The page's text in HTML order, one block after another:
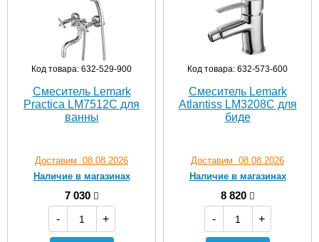
Код товара: 632-529-900
Смеситель Lemark
Practica LM7512C для
ванны
Доставим 08.08.2026
Наличие в магазинах
7 030
-
+
Код товара: 632-573-600
Смеситель Lemark
Atlantiss LM3208C для
биде
Доставим 08.08.2026
Наличие в магазинах
8 820
-
+